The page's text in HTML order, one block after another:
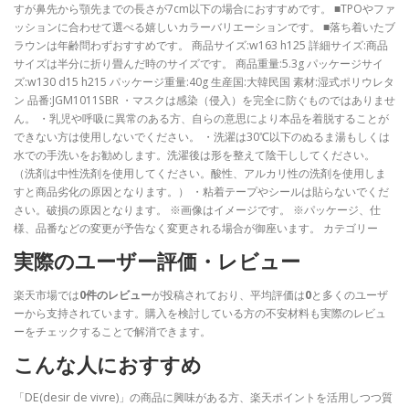
すが鼻先から顎先までの長さが7cm以下の場合におすすめです。 ■TPOやファ
ッションに合わせて選べる嬉しいカラーバリエーションです。 ■落ち着いたブ
ラウンは年齢問わずおすすめです。 商品サイズ:w163 h125 詳細サイズ:商品
サイズは半分に折り畳んだ時のサイズです。 商品重量:5.3g パッケージサイ
ズ:w130 d15 h215 パッケージ重量:40g 生産国:大韓民国 素材:湿式ポリウレタ
ン 品番:JGM1011SBR ・マスクは感染（侵入）を完全に防ぐものではありませ
ん。 ・乳児や呼吸に異常のある方、自らの意思により本品を着脱することが
できない方は使用しないでください。 ・洗濯は30℃以下のぬるま湯もしくは
水での手洗いをお勧めします。洗濯後は形を整えて陰干ししてください。
（洗剤は中性洗剤を使用してください。酸性、アルカリ性の洗剤を使用しま
すと商品劣化の原因となります。） ・粘着テープやシールは貼らないでくだ
さい。破損の原因となります。 ※画像はイメージです。 ※パッケージ、仕
様、品番などの変更が予告なく変更される場合が御座います。 カテゴリー
実際のユーザー評価・レビュー
楽天市場では0件のレビューが投稿されており、平均評価は0と多くのユーザ
ーから支持されています。購入を検討している方の不安材料も実際のレビュ
ーをチェックすることで解消できます。
こんな人におすすめ
「DE(desir de vivre)」の商品に興味がある方、楽天ポイントを活用しつつ質